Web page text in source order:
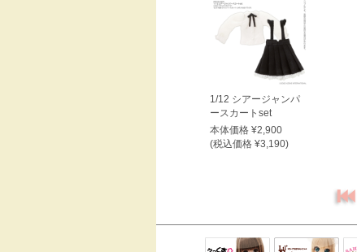
1/12 シアージャンパ
ースカートset
本体価格 ¥2,900
(税込価格 ¥3,190)